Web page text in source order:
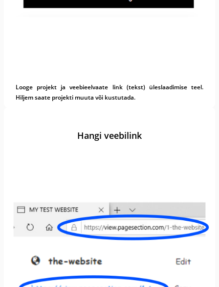
Looge projekt ja veebieelvaate link (tekst) üleslaadimise teel.
Hiljem saate projekti muuta või kustutada.
Hangi veebilink